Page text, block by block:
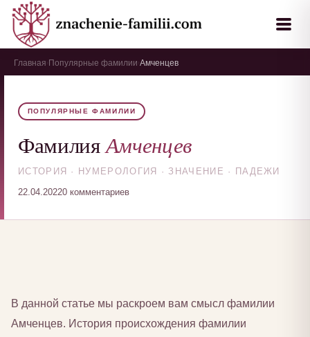
Главная Популярные фамилии Амченцев
ПОПУЛЯРНЫЕ ФАМИЛИИ
ФамилияАмченцев
ИСТОРИЯ · НУМЕРОЛОГИЯ · ЗНАЧЕНИЕ · ПАДЕЖИ
22.04.20220 комментариев
В данной статье мы раскроем вам смысл фамилии
Амченцев. История происхождения фамилии